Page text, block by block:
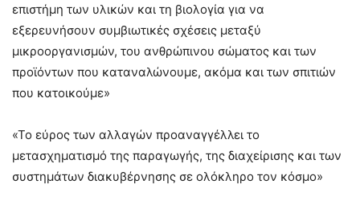
επιστήμη των υλικών και τη βιολογία για να
εξερευνήσουν συμβιωτικές σχέσεις μεταξύ
μικροοργανισμών, του ανθρώπινου σώματος και των
προϊόντων που καταναλώνουμε, ακόμα και των σπιτιών
που κατοικούμε»
«Το εύρος των αλλαγών προαναγγέλλει το
μετασχηματισμό της παραγωγής, της διαχείρισης και των
συστημάτων διακυβέρνησης σε ολόκληρο τον κόσμο»